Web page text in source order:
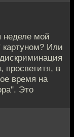
неделе мой
картуном? Или
просветитя, в
время на
Это